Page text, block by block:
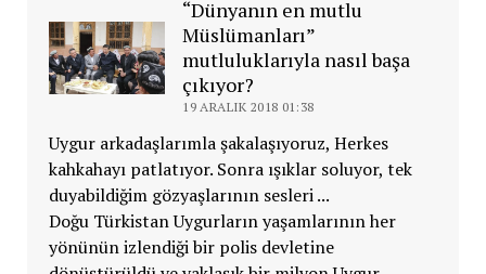
“Dünyanın en mutlu
Müslümanları”
mutluluklarıyla nasıl başa
çıkıyor?
19 ARALIK 2018 01:38
Uygur arkadaşlarımla şakalaşıyoruz, Herkes
kahkahayı patlatıyor. Sonra ışıklar soluyor, tek
duyabildiğim gözyaşlarının sesleri ...
Doğu Türkistan Uygurların yaşamlarının her
yönünün izlendiği bir polis devletine